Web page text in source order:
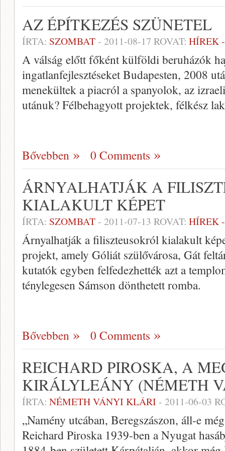
AZ ÉPÍTKEZÉS SZÜNETEL
ÍRTA: SZOMBAT- 2011-08-17 ROVAT: HÍREK
A válság előtt főként külföldi beruházók
ingatlanfejlesztéseket Budapesten, 2008
menekültek a piacról a spanyolok, az
utánuk? Félbehagyott projektek, félkész
Bővebben 0 Comments
ÁRNYALHATJÁK A
KIALAKULT KÉPET
ÍRTA: SZOMBAT- 2011-07-13 ROVAT: HÍREK
Árnyalhatják a filiszteusokról kialakult
projekt, amely Góliát szülővárosa, Gát
kutatók egyben felfedezhették azt a
ténylegesen Sámson dönthetett romba.
Bővebben 0 Comments
REICHARD PIROSKA, A
KIRÁLYLEÁNY (NÉMETH
ÍRTA: NÉMETH VÁNYI KLÁRI - 2011-06-03
„Namény utcában, Beregszászon, áll-e
Reichard Piroska 1939-ben a Nyugat